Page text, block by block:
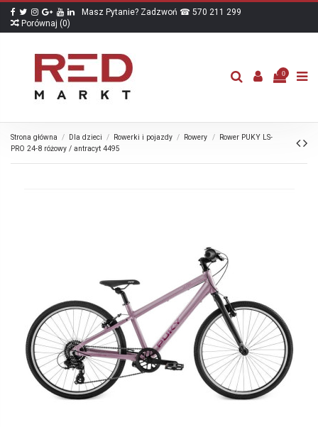
Masz Pytanie? Zadzwoń ☎ 570 211 299
Porównaj (0)
0
Strona główna Dla dzieci Rowerki i pojazdy Rowery
Rower PUKY LS-
PRO 24-8 różowy / antracyt 4495